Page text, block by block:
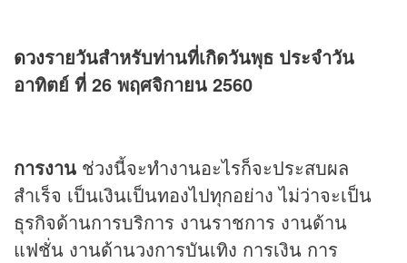
ดวงรายวันสำหรับท่านที่เกิดวันพุธ ประจำวัน
อาทิตย์ ที่ 26 พฤศจิกายน 2560
การงาน ช่วงนี้จะทำงานอะไรก็จะประสบผล
สำเร็จ เป็นเงินเป็นทองไปทุกอย่าง ไม่ว่าจะเป็น
ธุรกิจด้านการบริการ งานราชการ งานด้าน
แฟชั่น งานด้านวงการบันเทิง การเงิน การ